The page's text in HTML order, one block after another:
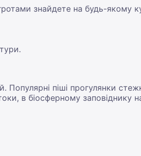
знайдете на будь-якому
Популярні піші прогулянки
в біосферному заповіднику